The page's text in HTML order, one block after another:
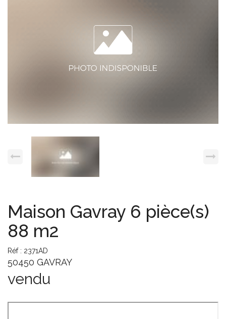
Maison Gavray 6 pièce(s)
88 m2
Réf : 2371AD
50450 GAVRAY
vendu